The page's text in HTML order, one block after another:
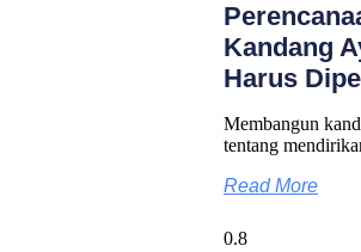
Kandang
Harus
Membangun
tentang
Read More